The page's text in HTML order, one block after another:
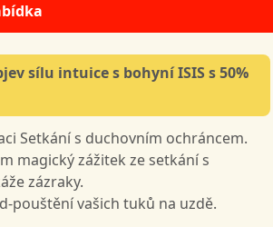
sílu intuice s bohyní ISIS s 50%
Setkání s duchovním ochráncem.
magický zážitek ze setkání s
zázraky.
pouštění vašich tuků na uzdě.